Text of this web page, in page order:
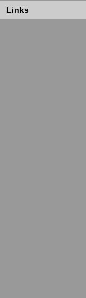
Links